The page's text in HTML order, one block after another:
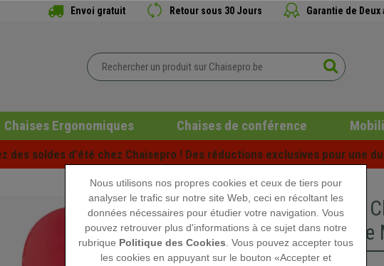
Envoi gratuit Retour sous 30 Jours Garantie de Deux
Chaises Ergonomiques Chaises de conférence
des soldes d'été chez Chaisepro ! Des réductions exclusives pour une
Lot de 2
Structure
Nous utilisons nos propres cookies et ceux de tiers pour
analyser le trafic sur notre site Web, ceci en récoltant les
données nécessaires pour étudier votre navigation. Vous
pouvez retrouver plus d'informations à ce sujet dans notre
rubrique Politique des Cookies . Vous pouvez accepter tous
les cookies en appuyant sur le bouton «Accepter et